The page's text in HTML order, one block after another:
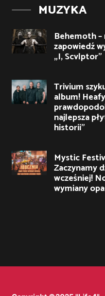
MUZYKA
Behemoth
zapowiedź
„I, Scvlptor”
Trivium
album!
najlepsza
historii”
Mystic
Zaczynamy
wcześniej!
wymiany